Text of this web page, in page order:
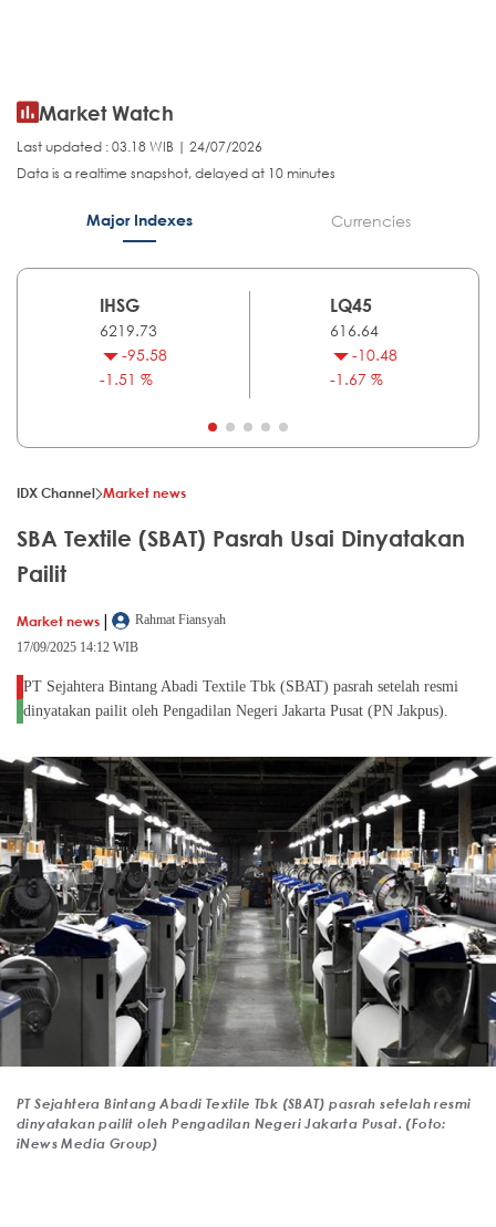
Market Watch
Last updated : 03.18 WIB | 24/07/2026
Data is a realtime snapshot, delayed at 10 minutes
Major Indexes Currencies
IHSG
6219.73
-95.58
-1.51 %
LQ45
616.64
-10.48
-1.67 %
IDX Channel Market news
SBA Textile (SBAT) Pasrah Usai Dinyatakan
Pailit
Market news |
Rahmat Fiansyah
17/09/2025 14:12 WIB
PT Sejahtera Bintang Abadi Textile Tbk (SBAT) pasrah setelah resmi
dinyatakan pailit oleh Pengadilan Negeri Jakarta Pusat (PN Jakpus).
PT Sejahtera Bintang Abadi Textile Tbk (SBAT) pasrah setelah resmi
dinyatakan pailit oleh Pengadilan Negeri Jakarta Pusat. (Foto:
iNews Media Group)